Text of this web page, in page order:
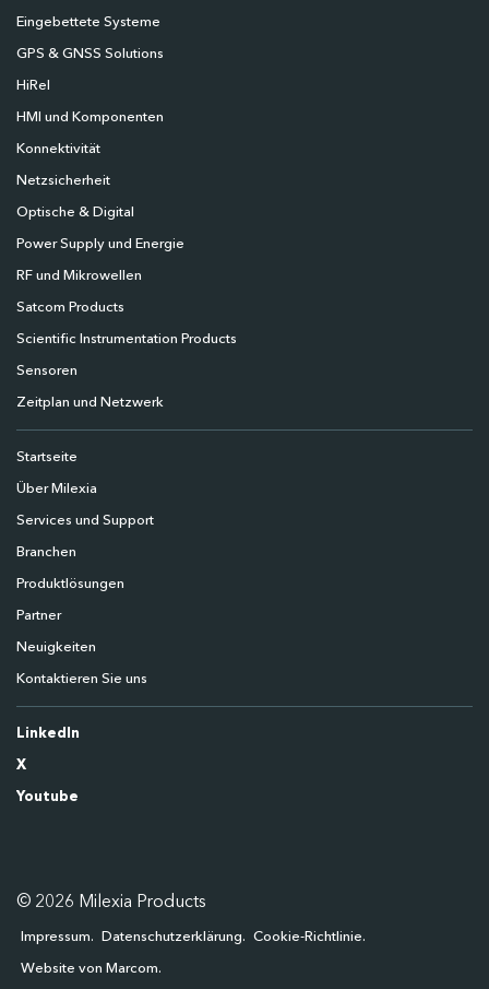
Eingebettete Systeme
GPS & GNSS Solutions
HiRel
HMI und Komponenten
Konnektivität
Netzsicherheit
Optische & Digital
Power Supply und Energie
RF und Mikrowellen
Satcom Products
Scientific Instrumentation Products
Sensoren
Zeitplan und Netzwerk
Startseite
Über Milexia
Services und Support
Branchen
Produktlösungen
Partner
Neuigkeiten
Kontaktieren Sie uns
LinkedIn
X
Youtube
© 2026 Milexia Products
Impressum Datenschutzerklärung Cookie-Richtlinie
Website von Marcom